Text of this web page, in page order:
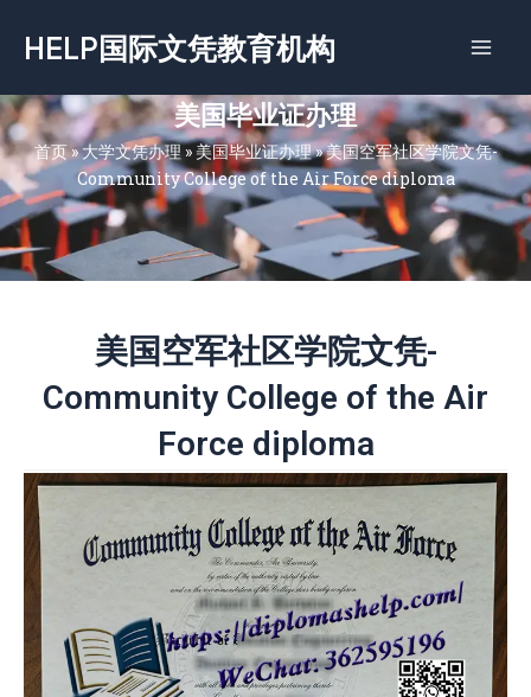
容
HELP国际文凭教育机构
美国毕业证办理
首页»大学文凭办理»美国毕业证办理»美国空军社区学院文凭-
Community College of the Air Force diploma
美国空军社区学院文凭-
Community College of the Air
Force diploma